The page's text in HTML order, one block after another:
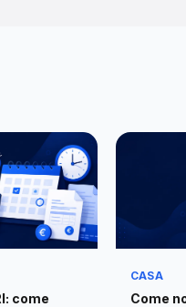
come
CASA
Come